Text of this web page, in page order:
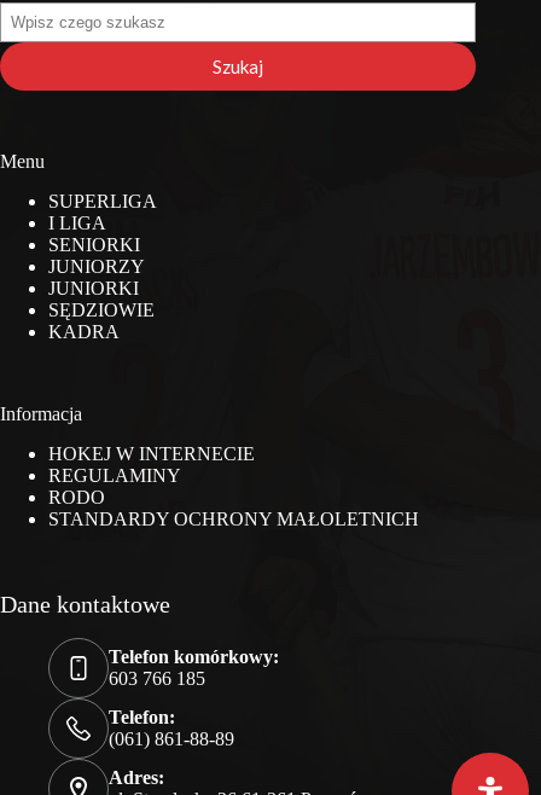
Szukaj
na
stronie
Szukaj
Menu
SUPERLIGA
I LIGA
SENIORKI
JUNIORZY
JUNIORKI
SĘDZIOWIE
KADRA
Informacja
HOKEJ W INTERNECIE
REGULAMINY
RODO
STANDARDY OCHRONY MAŁOLETNICH
Dane kontaktowe
Telefon komórkowy:
603 766 185
Telefon:
(061) 861-88-89
Adres: